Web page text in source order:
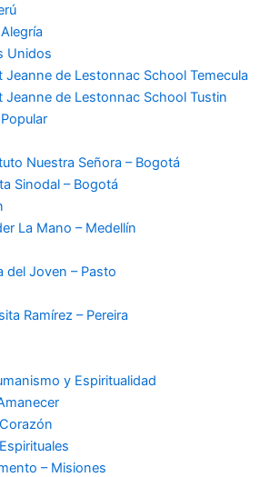
Unidos
Jeanne de Lestonnac School Temecula
Jeanne de Lestonnac School Tustin
Nuestra Señora – Bogotá
Sinodal – Bogotá
La Mano – Medellín
del Joven – Pasto
Ramírez – Pereira
y Espiritualidad
– Misiones